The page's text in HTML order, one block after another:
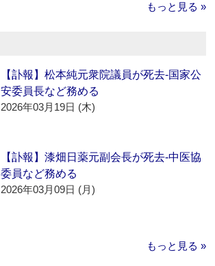
もっと見る »
【訃報】松本純元衆院議員が死去‐国家公
安委員長など務める
2026年03月19日 (木)
【訃報】漆畑日薬元副会長が死去‐中医協
委員など務める
2026年03月09日 (月)
もっと見る »